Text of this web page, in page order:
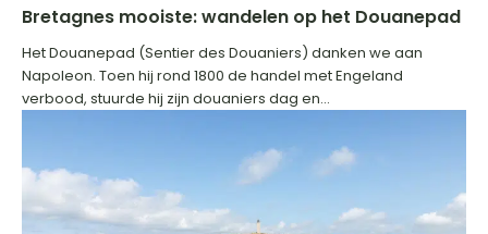
Bretagnes mooiste: wandelen op het Douanepad
Het Douanepad (Sentier des Douaniers) danken we aan
Napoleon. Toen hij rond 1800 de handel met Engeland
verbood, stuurde hij zijn douaniers dag en...